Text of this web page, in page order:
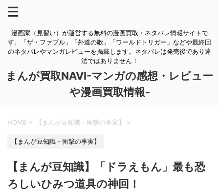
漫画家（見習い）が運営する無料の漫画買取・ネタバレ情報サイトで
す。「ザ・ファブル」「外道の歌」「ワールドトリガー」などや最終回
のネタバレやマンガレビューを掲載します。ネタバレは発売後であり違
法ではありません！
まんが買取NAVI-マンガの感想・レビュー
や漫画買取情報-
HOME > 【まんが豆知識・衝撃の事実】 >
【まんが豆知識・衝撃の事実】
【まんが豆知識】「ドラえもん」最も恐
ろしいひみつ道具の神回！